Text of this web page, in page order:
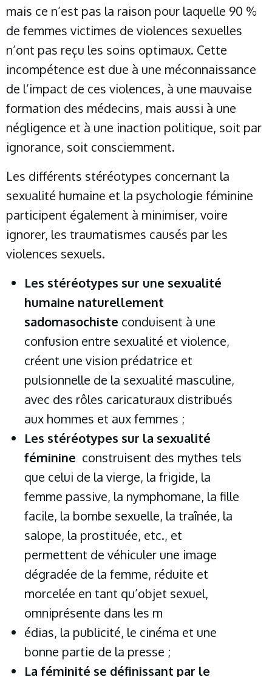
mais ce n’est pas la raison pour laquelle 90 %
de femmes victimes de violences sexuelles
n’ont pas reçu les soins optimaux. Cette
incompétence est due à une méconnaissance
de l’impact de ces violences, à une mauvaise
formation des médecins, mais aussi à une
négligence et à une inaction politique, soit par
ignorance, soit consciemment.
Les différents stéréotypes concernant la
sexualité humaine et la psychologie féminine
participent également à minimiser, voire
ignorer, les traumatismes causés par les
violences sexuels.
Les stéréotypes sur une sexualité
humaine naturellement
sadomasochiste conduisent à une
confusion entre sexualité et violence,
créent une vision prédatrice et
pulsionnelle de la sexualité masculine,
avec des rôles caricaturaux distribués
aux hommes et aux femmes ;
Les stéréotypes sur la sexualité
féminine construisent des mythes tels
que celui de la vierge, la frigide, la
femme passive, la nymphomane, la fille
facile, la bombe sexuelle, la traînée, la
salope, la prostituée, etc., et
permettent de véhiculer une image
dégradée de la femme, réduite et
morcelée en tant qu’objet sexuel,
omniprésente dans les m
édias, la publicité, le cinéma et une
bonne partie de la presse ;
La féminité se définissant par le